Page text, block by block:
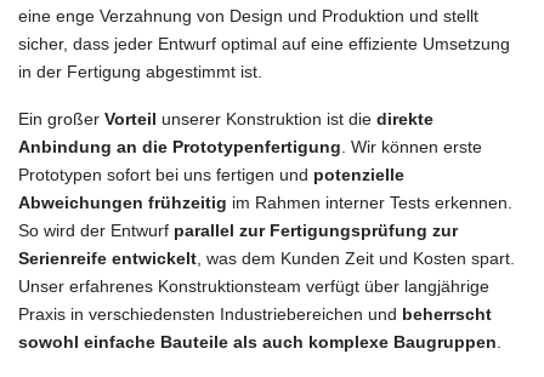
eine enge Verzahnung von Design und Produktion und stellt
sicher, dass jeder Entwurf optimal auf eine effiziente Umsetzung
in der Fertigung abgestimmt ist.
Ein großer Vorteil unserer Konstruktion ist die direkte
Anbindung an die Prototypenfertigung . Wir können erste
Prototypen sofort bei uns fertigen und potenzielle
Abweichungen frühzeitig im Rahmen interner Tests erkennen.
So wird der Entwurf parallel zur Fertigungsprüfung zur
Serienreife entwickelt , was dem Kunden Zeit und Kosten spart.
Unser erfahrenes Konstruktionsteam verfügt über langjährige
Praxis in verschiedensten Industriebereichen und beherrscht
sowohl einfache Bauteile als auch komplexe Baugruppen